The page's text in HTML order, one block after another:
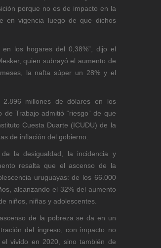
porque no es de impacto en la
en vigencia luego de que dichos
los hogares del 0,38%”, dijo el
quien subrayó el aumento de
la nafta súper un 28% y el
millones de dólares en los
Trabajo admitió “riesgo” de que
Cuesta Duarte (ICUDU) de la
de inflación del gobierno.
la desigualdad, la incidencia y
resalta que el ascenso de la
uruguayas: de los 66.000
alcanzando el 32% del aumento
niños, niñas y adolescentes.
de la pobreza se da en un
del ingreso, con impacto no
vivido en 2020, sino también de